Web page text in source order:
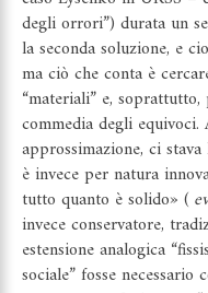
degli orrori”) durata un
la seconda soluzione, e
ma ciò che conta è
“materiali” e,
commedia degli equivoci.
approssimazione, ci
è invece per natura
tutto quanto è solido» (
invece conservatore,
estensione analogica
sociale” fosse